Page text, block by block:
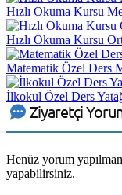
Hızlı Okuma Kursu
Hızlı Okuma Kursu
Matematik Özel Ders
İlkokul Özel Ders
Ziyaretçi
Henüz yorum
yapabilirsiniz.